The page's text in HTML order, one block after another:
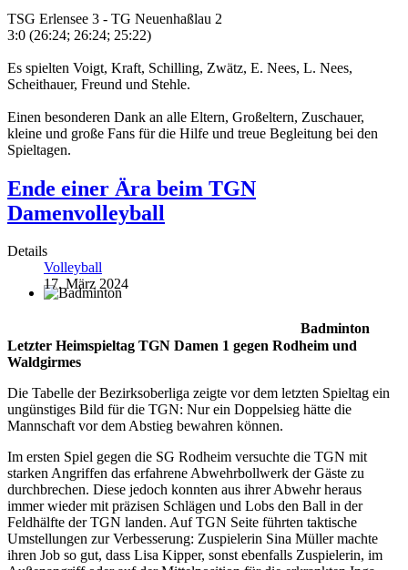
Badminton
TSG Erlensee 3 - TG Neuenhaßlau 2
3:0 (26:24; 26:24; 25:22)
Es spielten Voigt, Kraft, Schilling, Zwätz, E. Nees, L. Nees,
Scheithauer, Freund und Stehle.
Einen besonderen Dank an alle Eltern, Großeltern, Zuschauer,
kleine und große Fans für die Hilfe und treue Begleitung bei den
Spieltagen.
Ende einer Ära beim TGN
Damenvolleyball
Details
Volleyball
17. März 2024
Letzter Heimspieltag TGN Damen 1 gegen Rodheim und
Waldgirmes
Die Tabelle der Bezirksoberliga zeigte vor dem letzten Spieltag ein
ungünstiges Bild für die TGN: Nur ein Doppelsieg hätte die
Mannschaft vor dem Abstieg bewahren können.
Im ersten Spiel gegen die SG Rodheim versuchte die TGN mit
starken Angriffen das erfahrene Abwehrbollwerk der Gäste zu
durchbrechen. Diese jedoch konnten aus ihrer Abwehr heraus
immer wieder mit präzisen Schlägen und Lobs den Ball in der
Feldhälfte der TGN landen. Auf TGN Seite führten taktische
Umstellungen zur Verbesserung: Zuspielerin Sina Müller machte
ihren Job so gut, dass Lisa Kipper, sonst ebenfalls Zuspielerin, im